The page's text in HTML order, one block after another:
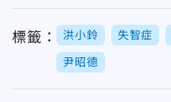
標籤： 洪小鈴 失智症
尹昭德